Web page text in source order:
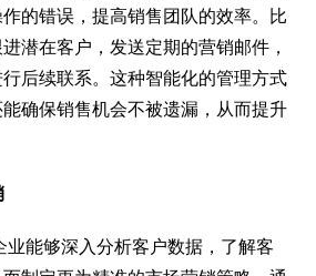
的错误，提高销售团队的效率。比
潜在客户，发送定期的营销邮件，
后续联系。这种智能化的管理方式
确保销售机会不被遗漏，从而提升
业能够深入分析客户数据，了解客